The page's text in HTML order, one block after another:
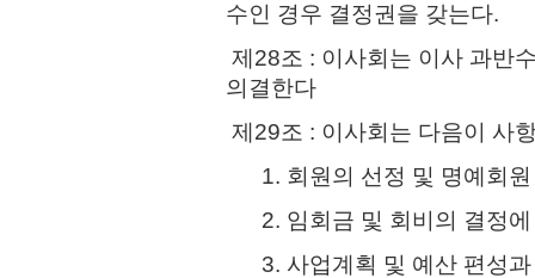
수인 경우 결정권을 갖는다.
제28조 : 이사회는 이사 과반
의결한다
제29조 : 이사회는 다음이 사
1. 회원의 선정 및 명예회원
2. 임회금 및 회비의 결정에
3. 사업계획 및 예산 편성과